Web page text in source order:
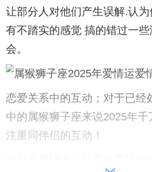
让部分人对他们产生误解.认
有不踏实的感觉 搞的错过一
会。
恋爱关系中的互动；对于已经
中的属猴狮子座来说2025年千
注重同伴侣的互动！